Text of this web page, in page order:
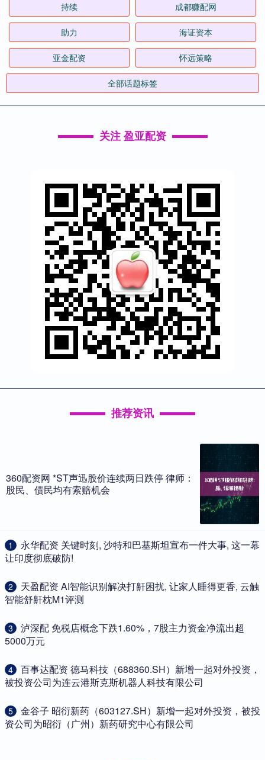
持续 成都赚配网
助力 海证资本
亚金配资 怀远策略
全部话题标签
关注 盈亚配资
推荐资讯
360配资网 *ST声迅股价连续两日跌停 律师：
股民、债民均有索赔机会
1
​永华配资 关键时刻, 沙特和巴基斯坦宣布一件大事, 这一幕
让印度彻底破防!
2
​天盈配资 AI智能识别解决打鼾困扰, 让家人睡得更香, 云触
智能舒鼾枕M1评测
3
​泸深配 免税店概念下跌1.60%，7股主力资金净流出超
5000万元
4
​百事达配资 德马科技（688360.SH）新增一起对外投资，
被投资公司为连云港斯克斯机器人科技有限公司
5
​金谷子 昭衍新药（603127.SH）新增一起对外投资，被投
资公司为昭衍（广州）新药研究中心有限公司